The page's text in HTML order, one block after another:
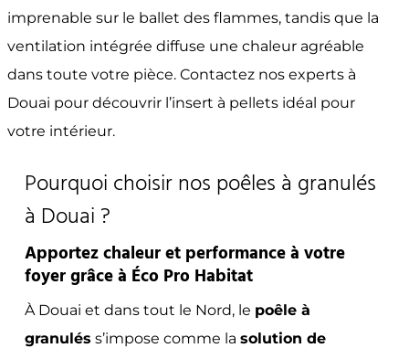
imprenable sur le ballet des flammes, tandis que la
ventilation intégrée diffuse une chaleur agréable
dans toute votre pièce. Contactez nos experts à
Douai pour découvrir l’insert à pellets idéal pour
votre intérieur.
Pourquoi choisir nos poêles à granulés
à Douai ?
Apportez chaleur et performance à votre
foyer grâce à Éco Pro Habitat
À Douai et dans tout le Nord, le poêle à
granulés s’impose comme la solution de